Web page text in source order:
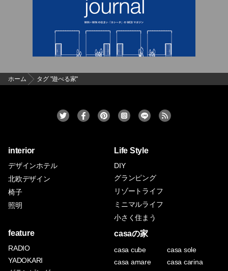
ホーム タグ "遊べる家"
interior
デザインホテル
北欧デザイン
椅子
照明
Life Style
DIY
グランピング
リゾートライフ
ミニマルライフ
小さく住まう
feature
RADIO
YADOKARI
casaの家
casa cube
casa sole
casa amare
casa carina